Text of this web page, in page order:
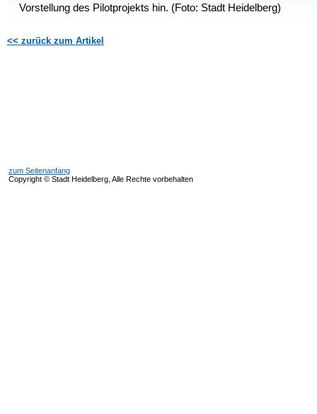
Vorstellung des Pilotprojekts hin. (Foto: Stadt Heidelberg)
<< zurück zum Artikel
zum Seitenanfang
Copyright © Stadt Heidelberg, Alle Rechte vorbehalten